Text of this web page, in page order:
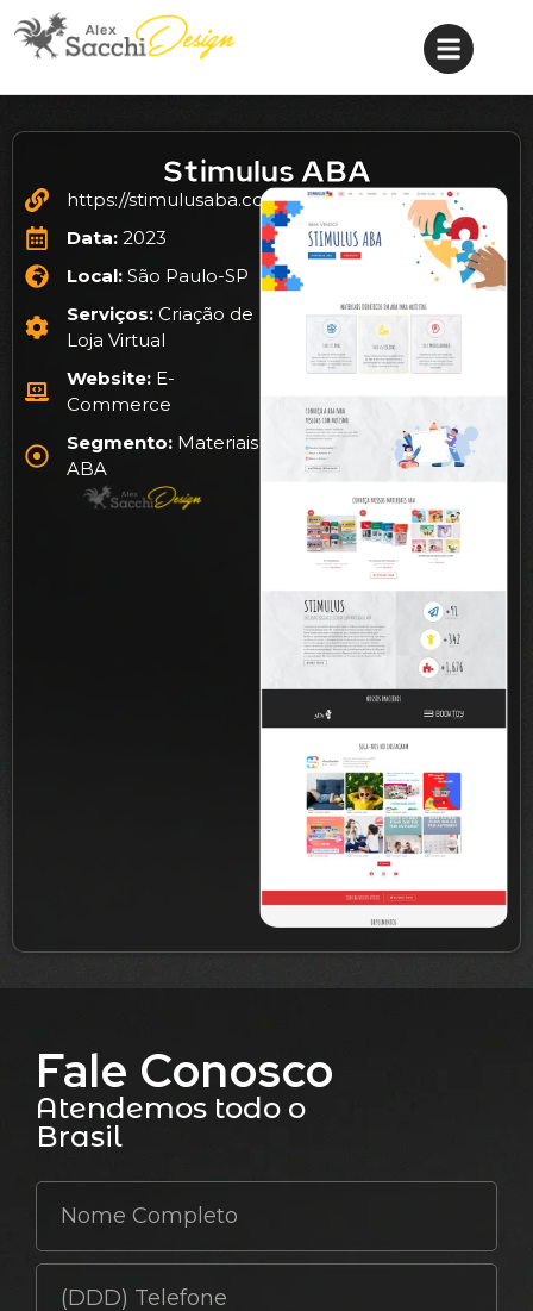
Stimulus ABA
https://stimulusaba.com.br/
Data: 2023
Local: São Paulo-SP
Serviços: Criação de
Loja Virtual
Website: E-
Commerce
Segmento: Materiais
ABA
Fale Conosco
Atendemos todo o
Brasil